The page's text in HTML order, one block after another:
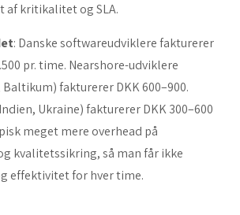
kritikalitet og SLA.
: Danske softwareudviklere fakturerer
pr. time. Nearshore-udviklere
fakturerer DKK 600–900.
Ukraine) fakturerer DKK 300–600
meget mere overhead på
kvalitetssikring, så man får ikke
effektivitet for hver time.